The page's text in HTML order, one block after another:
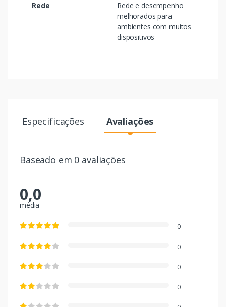
Rede
Rede e desempenho
melhorados para
ambientes com muitos
dispositivos
Especificações Avaliações
Baseado em 0 avaliações
0,0
média
0
0
0
0